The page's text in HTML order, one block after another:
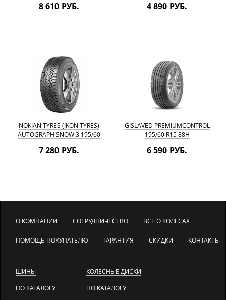
8 610 РУБ. 4 890 РУБ.
NOKIAN TYRES (IKON TYRES)
AUTOGRAPH SNOW 3 195/60
7 280 РУБ.
GISLAVED PREMIUMCONTROL
195/60 R15 88H
6 590 РУБ.
О КОМПАНИИ СОТРУДНИЧЕСТВО ВСЕ О КОЛЕСАХ
ПОМОЩЬ ПОКУПАТЕЛЮ ГАРАНТИЯ СКИДКИ КОНТАКТЫ
ШИНЫ
ПО КАТАЛОГУ
КОЛЕСНЫЕ ДИСКИ
ПО КАТАЛОГУ